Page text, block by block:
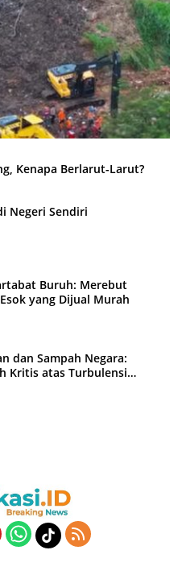
Kenapa Berlarut-Larut?
Negeri Sendiri
Buruh: Merebut
yang Dijual Murah
dan Sampah Negara:
Kritis atas Turbulensi